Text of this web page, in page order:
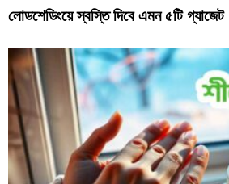
লোডশেডিংয়ে স্বস্তি দিবে এমন ৫টি গ্যাজেট